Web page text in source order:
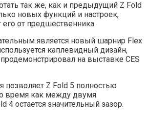
так же, как и предыдущий Z Fold
новых функций и настроек,
от предшественника.
является новый шарнир Flex
каплевидный дизайн,
на выставке CES
позволяет Z Fold 5 полностью
время как между двумя
4 остается значительный зазор.